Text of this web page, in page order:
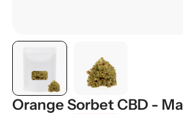
Orange Sorbet CBD -